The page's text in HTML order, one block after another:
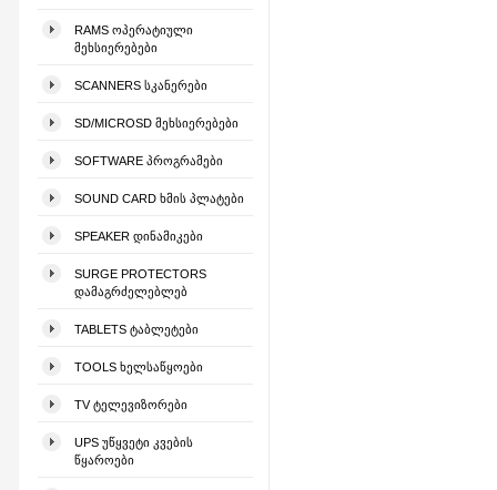
RAMS ᲝᲞᲔᲠᲐᲢᲘᲣᲚᲘ
ᲛᲔᲮᲡᲘᲔᲠᲔᲑᲔᲑᲘ
SCANNERS ᲡᲙᲐᲜᲔᲠᲔᲑᲘ
SD/MICROSD ᲛᲔᲮᲡᲘᲔᲠᲔᲑᲔᲑᲘ
SOFTWARE ᲞᲠᲝᲒᲠᲐᲛᲔᲑᲘ
SOUND CARD ᲮᲛᲘᲡ ᲞᲚᲐᲢᲔᲑᲘ
SPEAKER ᲓᲘᲜᲐᲛᲘᲙᲔᲑᲘ
SURGE PROTECTORS
ᲓᲐᲛᲐᲒᲠᲫᲔᲚᲔᲑᲚᲔᲑ
TABLETS ᲢᲐᲑᲚᲔᲢᲔᲑᲘ
TOOLS ᲮᲔᲚᲡᲐᲬᲧᲝᲔᲑᲘ
TV ᲢᲔᲚᲔᲕᲘᲖᲝᲠᲔᲑᲘ
UPS ᲣᲬᲧᲕᲔᲢᲘ ᲙᲕᲔᲑᲘᲡ
ᲬᲧᲐᲠᲝᲔᲑᲘ